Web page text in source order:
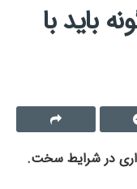
باید با
در شرایط سخت.